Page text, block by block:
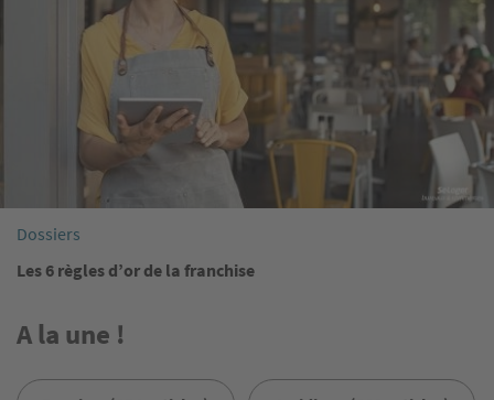
Dossiers
Les 6 règles d’or de la franchise
A la une !